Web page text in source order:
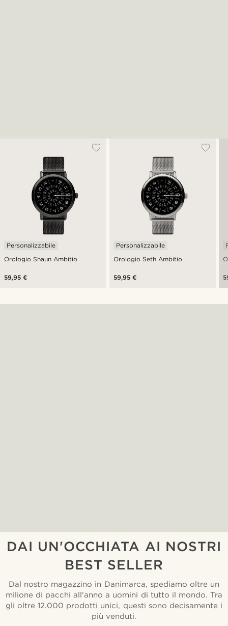
Orologio Shaun Ambitio
Personalizzabile
59,95 €
Orologio Seth Ambitio
Personalizzabile
59,95 €
DAI UN'OCCHIATA AI NOSTRI
BEST SELLER
Dal nostro magazzino in Danimarca, spediamo oltre un
milione di pacchi all'anno a uomini di tutto il mondo. Tra
gli oltre 12.000 prodotti unici, questi sono decisamente i
più venduti.